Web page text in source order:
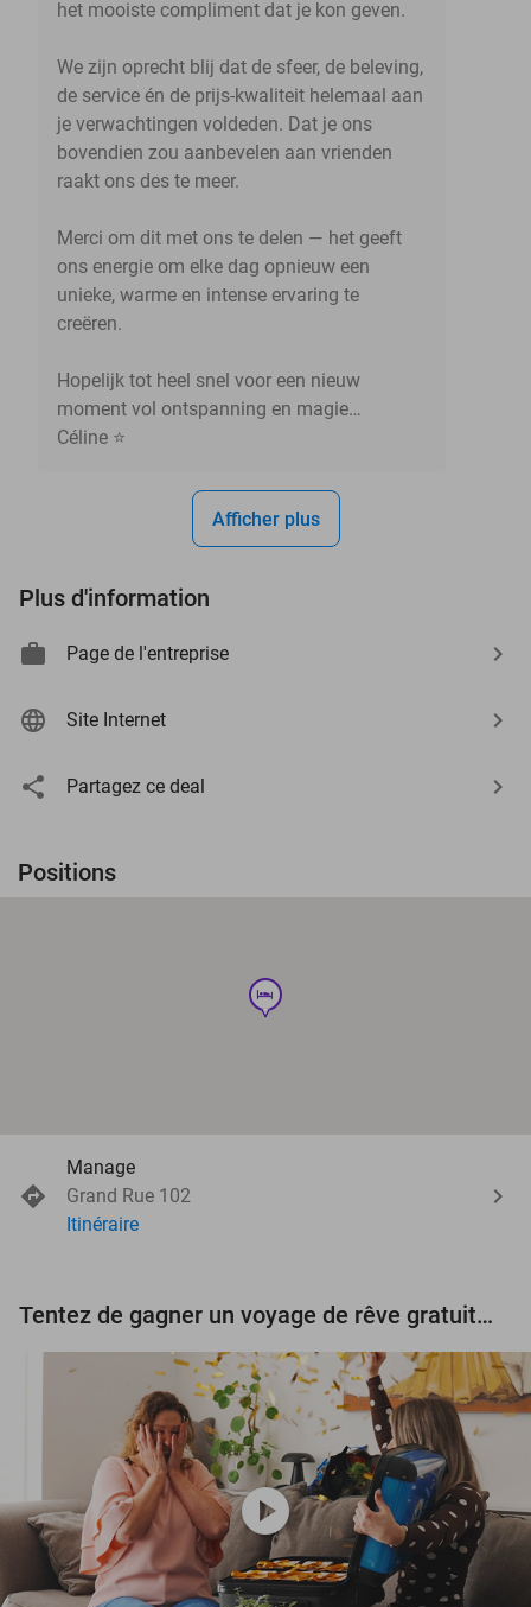
het mooiste compliment dat je kon geven.
We zijn oprecht blij dat de sfeer, de beleving,
de service én de prijs-kwaliteit helemaal aan
je verwachtingen voldeden. Dat je ons
bovendien zou aanbevelen aan vrienden
raakt ons des te meer.
Merci om dit met ons te delen — het geeft
ons energie om elke dag opnieuw een
unieke, warme en intense ervaring te
creëren.
Hopelijk tot heel snel voor een nieuw
moment vol ontspanning en magie…
Céline ⭐
Afficher plus
Plus d'information
Page de l'entreprise
Site Internet
Partagez ce deal
Positions
hotel
Manage
Grand Rue 102
Itinéraire
Tentez de gagner un voyage de rêve gratuit d'une valeur de 3.000 € !
play_circle